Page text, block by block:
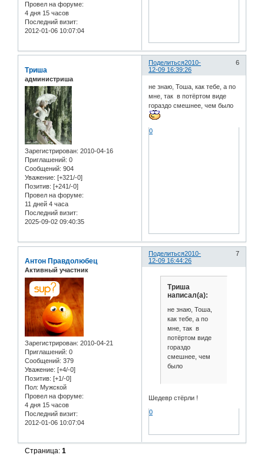
Провел на форуме:
4 дня 15 часов
Последний визит:
2012-01-06 10:07:04
Поделиться 6
2010-
12-09 16:39:26
Триша
администриша
Зарегистрирован: 2010-04-16
Приглашений: 0
Сообщений: 904
Уважение: [+321/-0]
Позитив: [+241/-0]
Провел на форуме:
11 дней 4 часа
Последний визит:
2025-09-02 09:40:35
не знаю, Тоша, как тебе, а по
мне, так в потёртом виде
гораздо смешнее, чем было
0
Поделиться 7
2010-
12-09 16:44:26
Антон Правдолюбец
Активный участник
Зарегистрирован: 2010-04-21
Приглашений: 0
Сообщений: 379
Уважение: [+4/-0]
Позитив: [+1/-0]
Пол: Мужской
Провел на форуме:
4 дня 15 часов
Последний визит:
2012-01-06 10:07:04
Триша
написал(а):
не знаю, Тоша,
как тебе, а по
мне, так в
потёртом виде
гораздо
смешнее, чем
было
Шедевр стёрли !
0
Страница:1